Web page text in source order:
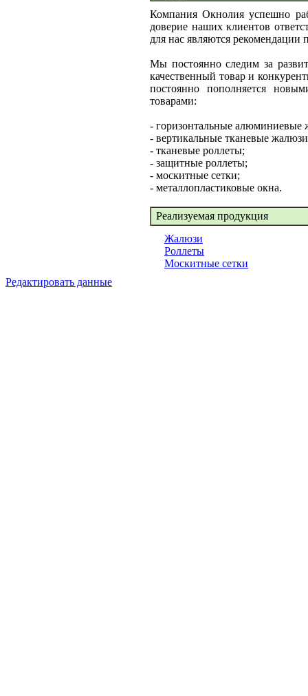
Компания Окнолия успешно
доверие наших клиентов
для нас являются рекомендации
Мы постоянно следим за
качественный товар и
постоянно пополняется
товарами:
- горизонтальные алюминиевые
- вертикальные тканевые
- тканевые роллеты;
- защитные роллеты;
- москитные сетки;
- металлопластиковые окна.
Реализуемая продукция
Жалюзи
Роллеты
Москитные сетки
Редактировать данные